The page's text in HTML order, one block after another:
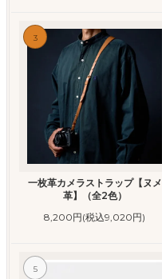
3
一枚革カメラストラップ【ヌメ
革】（全2色）
8,200円(税込9,020円)
5